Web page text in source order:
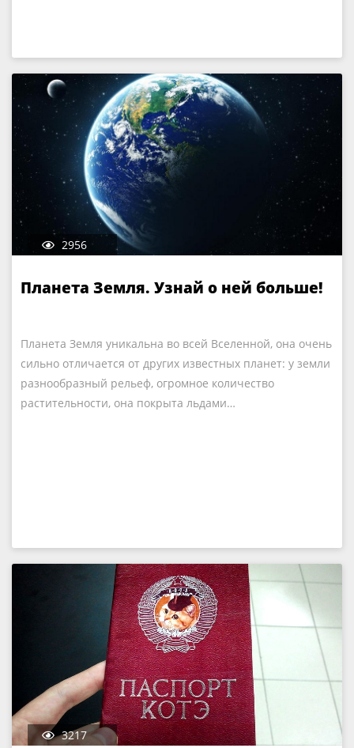
2956
Планета Земля. Узнай о ней больше!
Планета Земля уникальна во всей Вселенной, она очень
сильно отличается от других известных планет: у земли
разнообразный рельеф, огромное количество
растительности, она покрыта льдами…
3217